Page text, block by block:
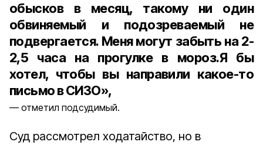
обысков в месяц, такому ни один
обвиняемый и подозреваемый не
подвергается. Меня могут забыть на 2-
2,5 часа на прогулке в мороз.Я бы
хотел, чтобы вы направили какое-то
письмо в СИЗО»,
отметил подсудимый.
Суд рассмотрел ходатайство, но в